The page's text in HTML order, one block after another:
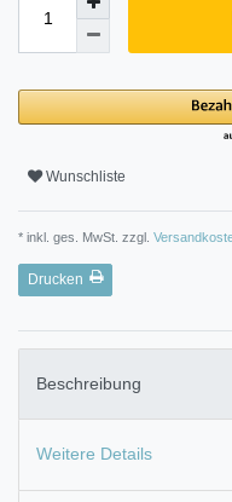
Wunschliste
* inkl. ges. MwSt. zzgl.
Drucken
Beschreibung
Weitere Details